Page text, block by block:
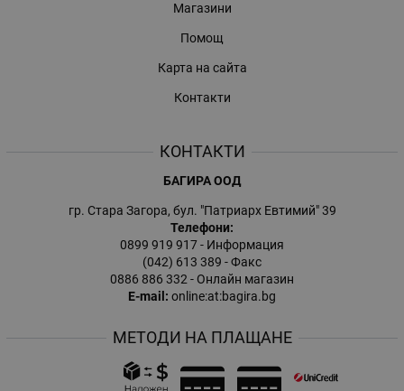
Магазини
Помощ
Карта на сайта
Контакти
КОНТАКТИ
БАГИРА ООД
гр. Стара Загора, бул. "Патриарх Евтимий" 39
Телефони:
0899 919 917- Информация
(042) 613 389 - Факс
0886 886 332- Онлайн магазин
E-mail: online:at:bagira.bg
МЕТОДИ НА ПЛАЩАНЕ